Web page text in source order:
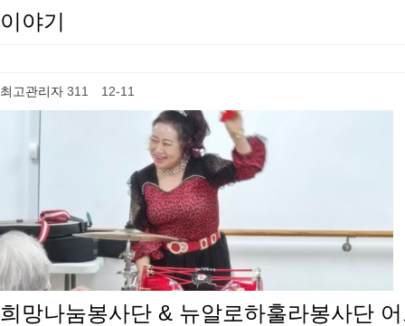
이야기
최고관리자 311 12-11
희망나눔봉사단 & 뉴알로하훌라봉사단